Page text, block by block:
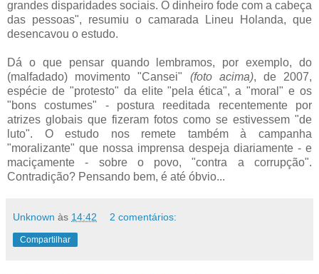
grandes disparidades sociais. O dinheiro fode com a cabeça
das pessoas", resumiu o camarada Lineu Holanda, que
desencavou o estudo.
Dá o que pensar quando lembramos, por exemplo, do
(malfadado) movimento "Cansei" (foto acima), de 2007,
espécie de "protesto" da elite "pela ética", a "moral" e os
"bons costumes" - postura reeditada recentemente por
atrizes globais que fizeram fotos como se estivessem "de
luto". O estudo nos remete também à campanha
"moralizante" que nossa imprensa despeja diariamente - e
maciçamente - sobre o povo, "contra a corrupção".
Contradição? Pensando bem, é até óbvio...
Unknown às 14:42 2 comentários:
Compartilhar